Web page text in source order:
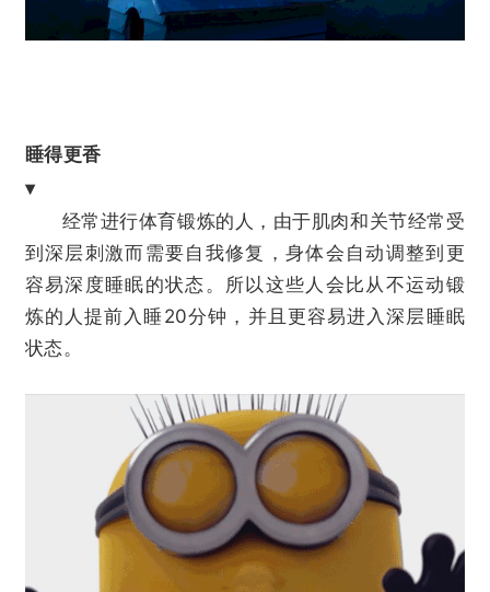
睡得更香
▾
经常进行体育锻炼的人，由于肌肉和关节经常受
到深层刺激而需要自我修复，身体会自动调整到更
容易深度睡眠的状态。所以这些人会比从不运动锻
炼的人提前入睡20分钟，并且更容易进入深层睡眠
状态。